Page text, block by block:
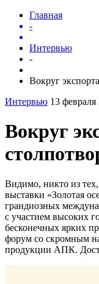
Главная
-
Интервью
-
Вокруг
Интервью 13
Вокруг
Видимо, никто из
выставки «Золотая
грандиозных
с участием высоких
бесконечных ярких
форум со скромным
продукции АПК.